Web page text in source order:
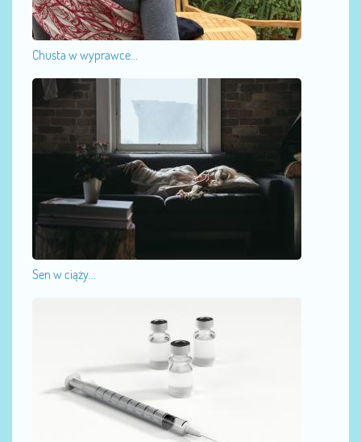
Chusta w wyprawce...
Sen w ciąży...